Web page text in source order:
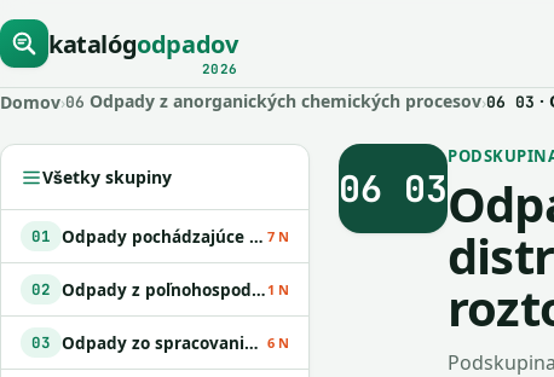
katalógodpadov
2026
Domov›06 Odpady z anorganických chemických procesov›06 03 ·
Všetky skupiny
01 Odpady pochádzajúce z geologického prieskumu 7 N
02 Odpady z poľnohospodárstva 1 N
03 Odpady zo spracovania dreva a z výroby papiera 6 N
06 03